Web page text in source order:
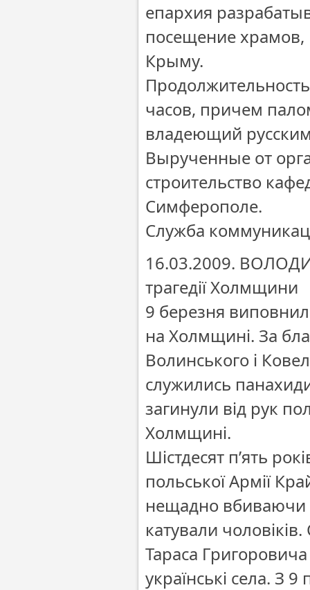
епархия
посещение храмов,
Крыму.
часов, причем
владеющий
Вырученные от
строительство
Симферополе.
Служба
16.03.2009.
трагедії Холмщини
9 березня
на Холмщині. За
Волинського і
служились
загинули від рук
Холмщині.
Шістдесят п’ять
польської Армії
нещадно вбиваючи
катували
Тараса
українські села. З